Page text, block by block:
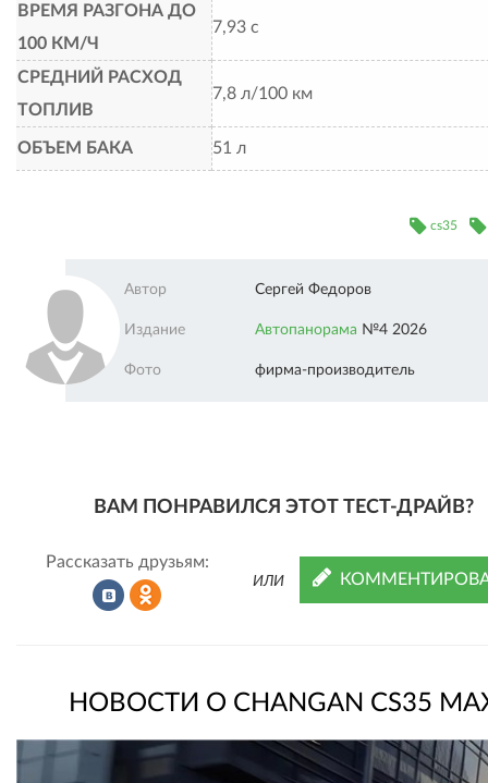
ВРЕМЯ РАЗГОНА ДО
100 КМ/Ч
7,93 с
СРЕДНИЙ РАСХОД
ТОПЛИВ
7,8 л/100 км
ОБЪЕМ БАКА 51 л
cs35
Автор Сергей Федоров
Издание Автопанорама №4 2026
Фото фирма-производитель
ВАМ ПОНРАВИЛСЯ ЭТОТ ТЕСТ-ДРАЙВ?
Рассказать друзьям:
ИЛИ
НОВОСТИ О CHANGAN CS35